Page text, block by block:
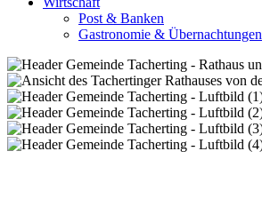
Post & Banken
Gastronomie & Übernachtungen